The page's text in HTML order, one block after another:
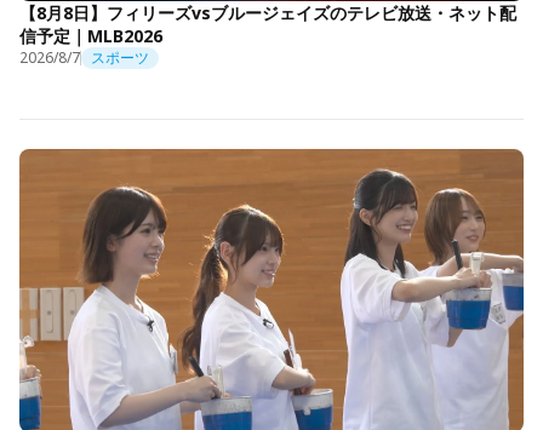
【8月8日】フィリーズvsブルージェイズのテレビ放送・ネット配
信予定｜MLB2026
2026/8/7 スポーツ